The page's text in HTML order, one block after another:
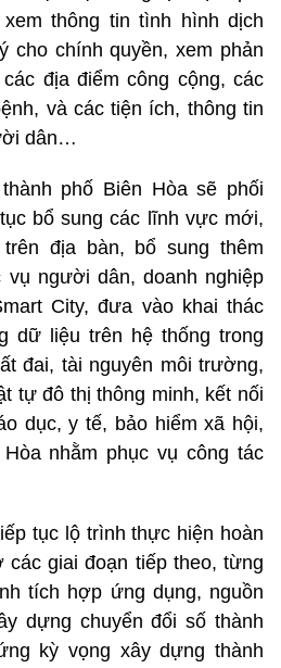
thông tin tình hình dịch
cho chính quyền, xem phản
địa điểm công cộng, các
và các tiện ích, thông tin
dân…
phố Biên Hòa sẽ phối
bổ sung các lĩnh vực mới,
địa bàn, bổ sung thêm
vụ người dân, doanh nghiệp
City, đưa vào khai thác
dữ liệu trên hệ thống trong
đai, tài nguyên môi trường,
tự đô thị thông minh, kết nối
dục, y tế, bảo hiểm xã hội,
nhằm phục vụ công tác
tục lộ trình thực hiện hoàn
các giai đoạn tiếp theo, từng
tích hợp ứng dụng, nguồn
dựng chuyển đổi số thành
kỳ vọng xây dựng thành